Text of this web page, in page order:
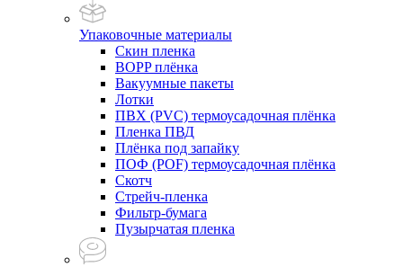
Упаковочные материалы
Скин пленка
BOPP плёнка
Вакуумные пакеты
Лотки
ПВХ (PVC) термоусадочная плёнка
Пленка ПВД
Плёнка под запайку
ПОФ (POF) термоусадочная плёнка
Скотч
Стрейч-пленка
Фильтр-бумага
Пузырчатая пленка